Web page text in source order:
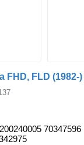
70347596